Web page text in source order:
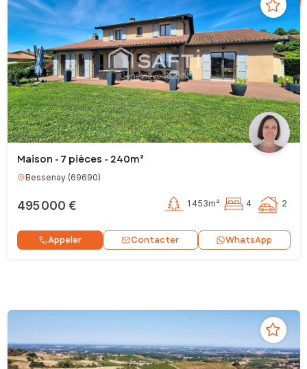
Maison - 7 pièces - 240m²
Bessenay(69690)
495 000 € 1 453m² 4 2
Appeler Contacter WhatsApp